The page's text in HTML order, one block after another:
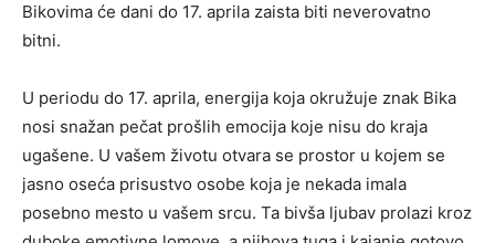
Bikovima će dani do 17. aprila zaista biti neverovatno
bitni.
U periodu do 17. aprila, energija koja okružuje znak Bika
nosi snažan pečat prošlih emocija koje nisu do kraja
ugašene. U vašem životu otvara se prostor u kojem se
jasno oseća prisustvo osobe koja je nekada imala
posebno mesto u vašem srcu. Ta bivša ljubav prolazi kroz